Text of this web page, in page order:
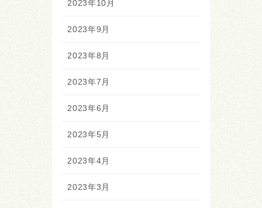
2023年10月
2023年9月
2023年8月
2023年7月
2023年6月
2023年5月
2023年4月
2023年3月